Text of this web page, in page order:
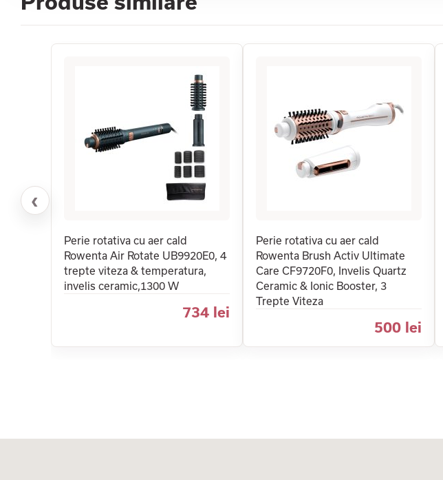
‹
Perie rotativa cu aer cald
Rowenta Air Rotate UB9920E0, 4
trepte viteza & temperatura,
invelis ceramic,1300 W
734 lei
Perie rotativa cu aer cald
Rowenta Brush Activ Ultimate
Care CF9720F0, Invelis Quartz
Ceramic & Ionic Booster, 3
Trepte Viteza
500 lei